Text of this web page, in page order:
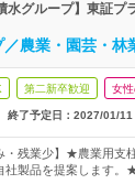
水グループ】東証プ
農業・園芸・林
第二新卒歓迎 女
終了予定日： 2027/01/11
・残業少】★農業用支
社製品を提案します。